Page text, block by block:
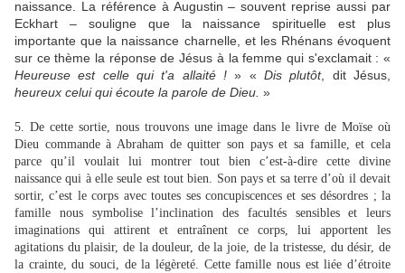
naissance. La référence à Augustin – souvent reprise aussi par
Eckhart – souligne que la naissance spirituelle est plus
importante que la naissance charnelle, et les Rhénans évoquent
sur ce thème la réponse de Jésus à la femme qui s'exclamait : «
Heureuse est celle qui t'a allaité ! » « Dis plutôt, dit Jésus,
heureux celui qui écoute la parole de Dieu. »
5. De cette sortie, nous trouvons une image dans le livre de Moïse où
Dieu commande à Abraham de quitter son pays et sa famille, et cela
parce qu’il voulait lui montrer tout bien c’est-à-dire cette divine
naissance qui à elle seule est tout bien. Son pays et sa terre d’où il devait
sortir, c’est le corps avec toutes ses concupiscences et ses désordres ; la
famille nous symbolise l’inclination des facultés sensibles et leurs
imaginations qui attirent et entraînent ce corps, lui apportent les
agitations du plaisir, de la douleur, de la joie, de la tristesse, du désir, de
la crainte, du souci, de la légèreté. Cette famille nous est liée d’étroite